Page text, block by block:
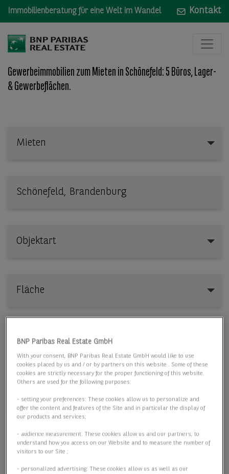
Immobilienberatung für eine Welt im Wandel Kontakt
Gewerbeimmobilien zum Mieten in Schönefeld: 5 Büros, Lager-
& Gewerbeflächen.
Mieten
Objektart
Fläche
Preis
BNP Paribas Real Estate GmbH
With your consent, BNP Paribas Real Estate GmbH would like to use
cookies placed by us and / or by partners on this website . Some of these
cookies are strictly necessary for the proper functioning of this website.
Others are used for the following purposes:
- setting your preferences: These cookies allow us to personalize and
offer the content and features of the Site and in particular the display of
our products and services;
- audience measurement: These cookies allow us and our partners, to
understand how you access on our Website and to measure the number of
visitors to our Site ;
- personalized advertising: These cookies allow us as well as our